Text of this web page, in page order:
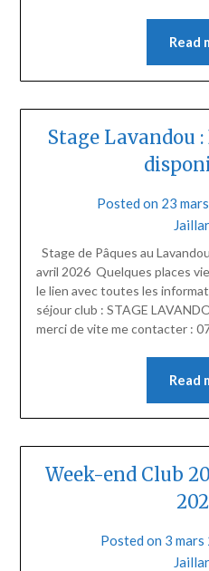
Read
Stage Lavandou
Posted on 23
Stage de Pâques au
avril 2026 Quelques places
le lien avec toutes les
séjour club : STAGE
merci de vite me contacter :
Read
Week-end Club
Posted on 3